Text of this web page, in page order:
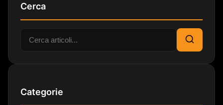
Cerca
Cerca:
Cerca
Categorie